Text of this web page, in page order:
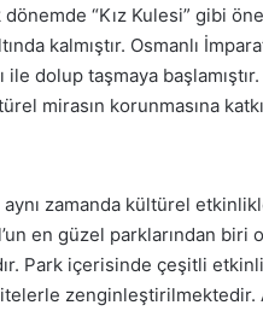
“Kız Kulesi” gibi
kalmıştır. Osmanlı
dolup taşmaya
mirasın korunmasına
zamanda kültürel
en güzel parklarından
Park içerisinde çeşitli
zenginleştirilmektedir.